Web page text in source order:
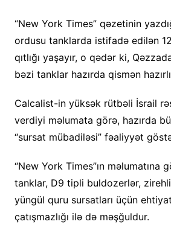
“New York Times” qəzetinin
ordusu tanklarda istifadə edilən
qıtlığı yaşayır, o qədər ki,
bəzi tanklar hazırda qismən
Calcalist-in yüksək rütbəli İsrail
verdiyi məlumata görə, hazırda
“sursat mübadiləsi” fəaliyyət
“New York Times”ın məlumatına
tanklar, D9 tipli buldozerlər,
yüngül quru sursatları üçün
çatışmazlığı ilə də məşğuldur.